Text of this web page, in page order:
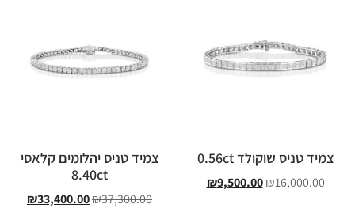
צמיד טניס שוקולד 0.56ct
₪16,000.00
₪9,500.00
צמיד טניס יהלומים קלאסי
8.40ct
₪37,300.00
₪33,400.00